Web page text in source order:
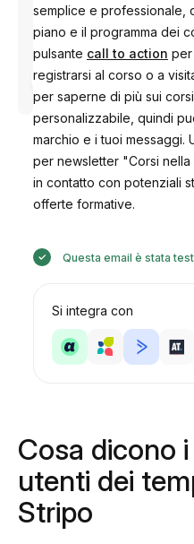
da
Anastasiia
semplice e professionale,
piano e il programma dei
pulsante call to action per
registrarsi al corso o a
per saperne di più sui
personalizzabile, quindi
marchio e i tuoi messaggi.
per newsletter "Corsi
in contatto con potenziali
offerte formative.
Questa email è stata
Si integra con
Cosa dicono
utenti dei
Stripo